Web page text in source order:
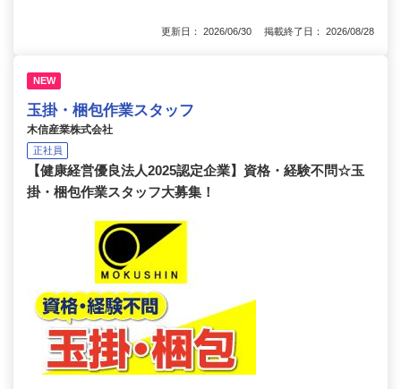
更新日： 2026/06/30 掲載終了日： 2026/08/28
NEW
玉掛・梱包作業スタッフ
木信産業株式会社
正社員
【健康経営優良法人2025認定企業】資格・経験不問☆玉
掛・梱包作業スタッフ大募集！